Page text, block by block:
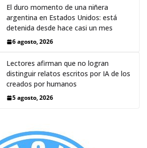
El duro momento de una niñera
argentina en Estados Unidos: está
detenida desde hace casi un mes
6 agosto, 2026
Lectores afirman que no logran
distinguir relatos escritos por IA de los
creados por humanos
5 agosto, 2026